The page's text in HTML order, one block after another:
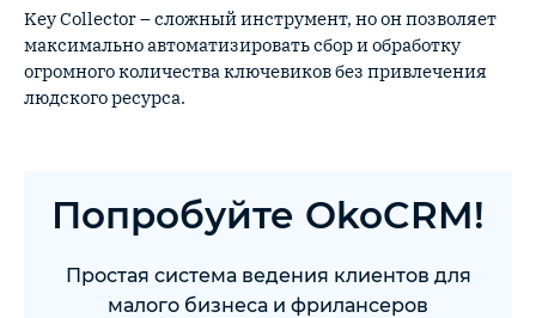
Key Collector – сложный инструмент, но он позволяет
максимально автоматизировать сбор и обработку
огромного количества ключевиков без привлечения
людского ресурса.
Попробуйте OkoCRM!
Простая система ведения клиентов для
малого бизнеса и фрилансеров